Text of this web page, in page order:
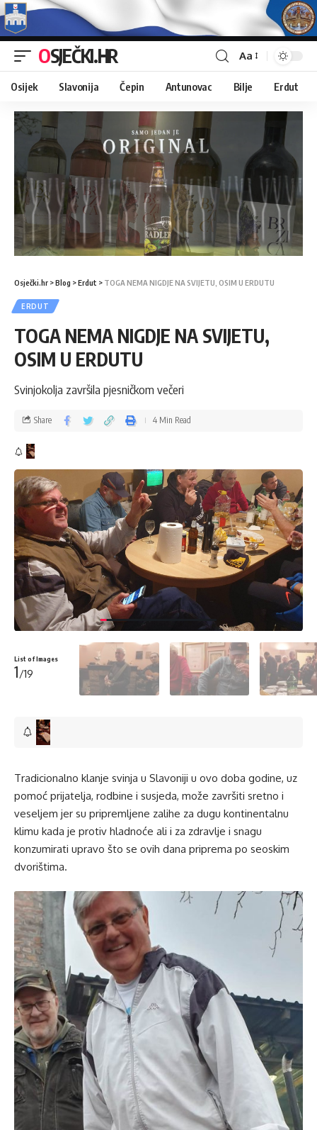
OSJEČKI.HR Aa
Osijek Slavonija Čepin Antunovac Bilje Erdut
Osječki.hr >Blog >Erdut > TOGA NEMA NIGDJE NA SVIJETU, OSIM U ERDUTU
ERDUT
TOGA NEMA NIGDJE NA SVIJETU,
OSIM U ERDUTU
Svinjokolja završila pjesničkom večeri
Share 4 Min Read
List of Images
1/19
Tradicionalno klanje svinja u Slavoniji u ovo doba godine, uz
pomoć prijatelja, rodbine i susjeda, može završiti sretno i
veseljem jer su pripremljene zalihe za dugu kontinentalnu
klimu kada je protiv hladnoće ali i za zdravlje i snagu
konzumirati upravo što se ovih dana priprema po seoskim
dvorištima.